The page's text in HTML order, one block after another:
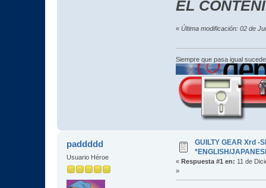
EL
« Última modificación: 02 de
Siempre que pasa igual
paddddd
Usuario Héroe
GUILTY GEAR Xrd -
*ENGLISH/
« Respuesta #1 en: 11 de
»